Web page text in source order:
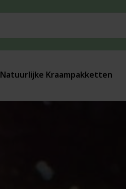
Natuurlijke Kraampakketten